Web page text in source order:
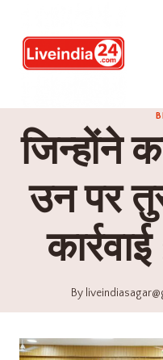
जिन्होंने
उन पर
By